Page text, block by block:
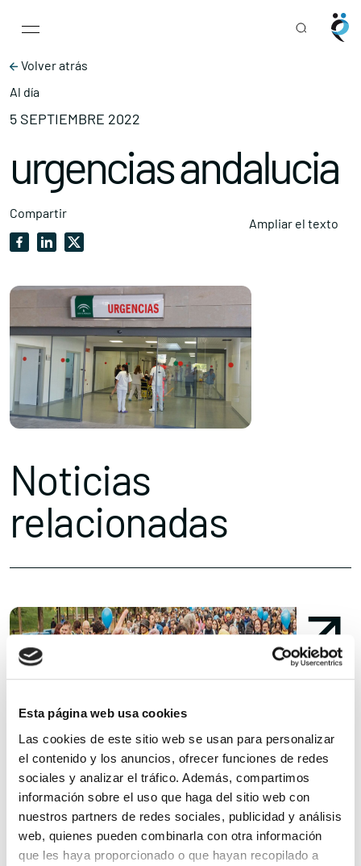
Esta página web usa cookies
Las cookies de este sitio web se usan para personalizar
el contenido y los anuncios, ofrecer funciones de redes
sociales y analizar el tráfico. Además, compartimos
información sobre el uso que haga del sitio web con
nuestros partners de redes sociales, publicidad y análisis
web, quienes pueden combinarla con otra información
que les haya proporcionado o que hayan recopilado a
Main Navigation
Volver atrás
Al día
5 SEPTIEMBRE 2022
urgencias andalucia
Compartir
Ampliar el texto
Noticias
relacionadas